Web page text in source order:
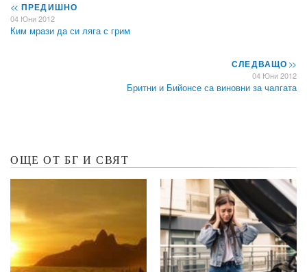
<< ПРЕДИШНО
04 Юни 2012
Ким мрази да си ляга с грим
СЛЕДВАЩО>>
04 Юни 2012
Бритни и Бийонсе са виновни за чалгата
ОЩЕ ОТ БГ И СВЯТ